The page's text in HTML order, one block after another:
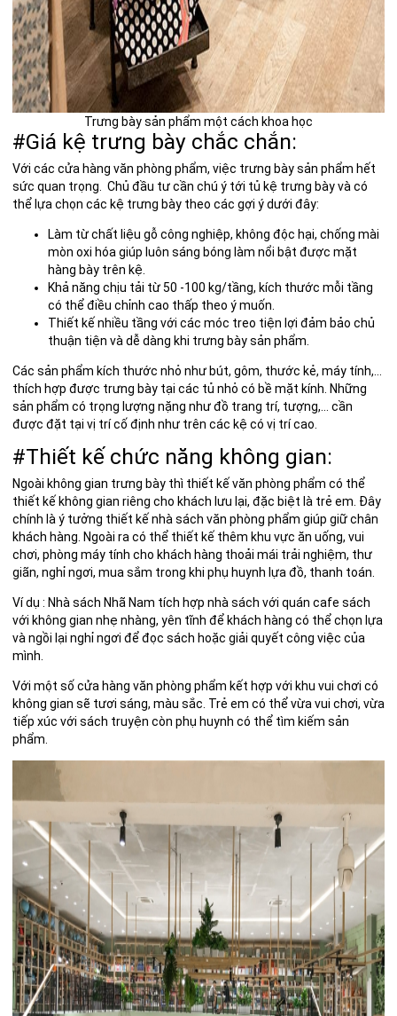
Trưng bày sản phẩm một cách khoa học
#Giá kệ trưng bày chắc chắn:
Với các cửa hàng văn phòng phẩm, việc trưng bày sản phẩm hết
sức quan trọng. Chủ đầu tư cần chú ý tới tủ kệ trưng bày và có
thể lựa chọn các kệ trưng bày theo các gợi ý dưới đây:
Làm từ chất liệu gỗ công nghiệp, không độc hại, chống mài
mòn oxi hóa giúp luôn sáng bóng làm nổi bật được mặt
hàng bày trên kệ.
Khả năng chịu tải từ 50 -100 kg/tầng, kích thước mỗi tầng
có thể điều chỉnh cao thấp theo ý muốn.
Thiết kế nhiều tầng với các móc treo tiện lợi đảm bảo chủ
thuận tiện và dễ dàng khi trưng bày sản phẩm.
Các sản phẩm kích thước nhỏ như bút, gôm, thước kẻ, máy tính,…
thích hợp được trưng bày tại các tủ nhỏ có bề mặt kính. Những
sản phẩm có trọng lượng nặng như đồ trang trí, tượng,… cần
được đặt tại vị trí cố định như trên các kệ có vị trí cao.
#Thiết kế chức năng không gian:
Ngoài không gian trưng bày thì thiết kế văn phòng phẩm có thể
thiết kế không gian riêng cho khách lưu lại, đặc biệt là trẻ em. Đây
chính là ý tưởng thiết kế nhà sách văn phòng phẩm giúp giữ chân
khách hàng. Ngoài ra có thể thiết kế thêm khu vực ăn uống, vui
chơi, phòng máy tính cho khách hàng thoải mái trải nghiệm, thư
giãn, nghỉ ngơi, mua sắm trong khi phụ huynh lựa đồ, thanh toán.
Ví dụ : Nhà sách Nhã Nam tích hợp nhà sách với quán cafe sách
với không gian nhẹ nhàng, yên tĩnh để khách hàng có thể chọn lựa
và ngồi lại nghỉ ngơi để đọc sách hoặc giải quyết công việc của
mình.
Với một số cửa hàng văn phòng phẩm kết hợp với khu vui chơi có
không gian sẽ tươi sáng, màu sắc. Trẻ em có thể vừa vui chơi, vừa
tiếp xúc với sách truyện còn phụ huynh có thể tìm kiếm sản
phẩm.